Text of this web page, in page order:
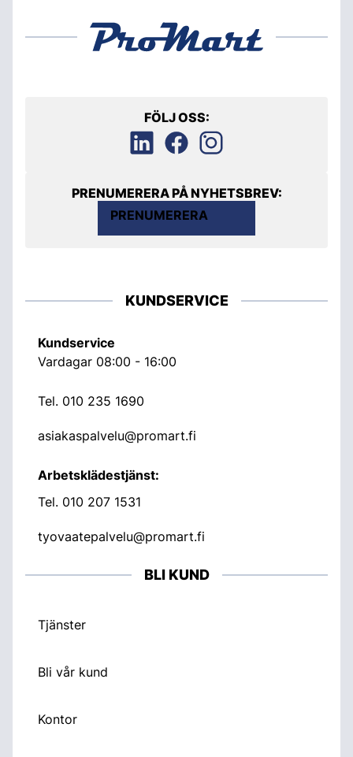
FÖLJ OSS:
PRENUMERERA PÅ NYHETSBREV:
PRENUMERERA
KUNDSERVICE
Kundservice
Vardagar 08:00 - 16:00
Tel. 010 235 1690
asiakaspalvelu@promart.fi
Arbetsklädestjänst:
Tel. 010 207 1531
tyovaatepalvelu@promart.fi
BLI KUND
Tjänster
Bli vår kund
Kontor